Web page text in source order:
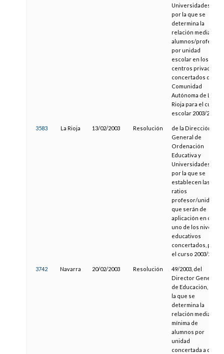
Universidades,
por la que se
determina la
relación media
alumnos/profesor
por unidad
escolar en los
centros privados
concertados de la
Comunidad
Autónoma de La
Rioja para el curso
escolar 2003/2004
3583 La Rioja 13/02/2003 Resolución
de la Dirección
General de
Ordenación
Educativa y
Universidades,
por la que se
establecen las
ratios
profesor/unidad
que serán de
aplicación en cada
uno de los niveles
educativos
concertados, para
el curso 2003/2004
3742 Navarra 20/02/2003 Resolución
49/2003, del
Director General
de Educación, por
la que se
determina la
relación media
mínima de
alumnos por
unidad
concertada a que